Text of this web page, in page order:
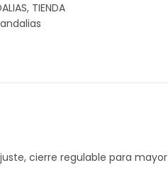
, TIENDA
cierre regulable para mayor